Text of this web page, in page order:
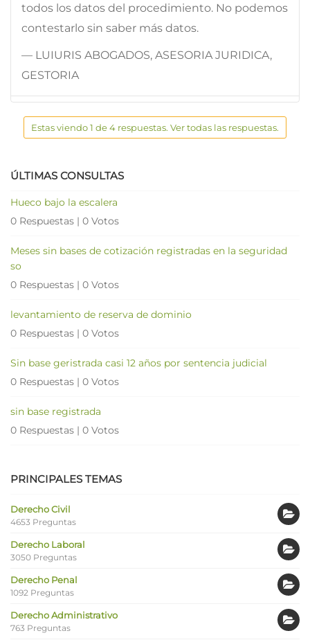
todos los datos del procedimiento. No podemos
contestarlo sin saber más datos.
— LUIURIS ABOGADOS, ASESORIA JURIDICA,
GESTORIA
Estas viendo 1 de 4 respuestas. Ver todas las respuestas.
ÚLTIMAS CONSULTAS
Hueco bajo la escalera
0 Respuestas | 0 Votos
Meses sin bases de cotización registradas en la seguridad
so
0 Respuestas | 0 Votos
levantamiento de reserva de dominio
0 Respuestas | 0 Votos
Sin base geristrada casi 12 años por sentencia judicial
0 Respuestas | 0 Votos
sin base registrada
0 Respuestas | 0 Votos
PRINCIPALES TEMAS
Derecho Civil
4653 Preguntas
Derecho Laboral
3050 Preguntas
Derecho Penal
1092 Preguntas
Derecho Administrativo
763 Preguntas